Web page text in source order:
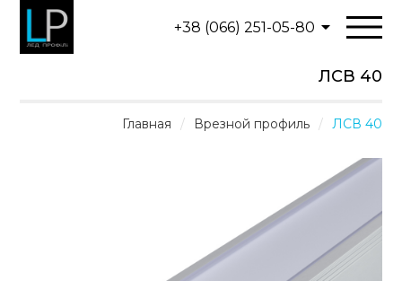
+38 (066) 251-05-80
ЛСВ 40
Главная / Врезной профиль / ЛСВ 40